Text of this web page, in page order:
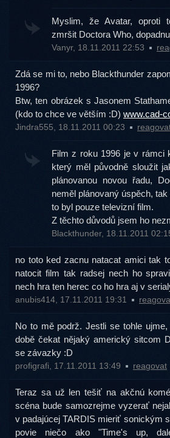
Myslim, že Avatar, oproti
zmršit Doctora Who,
Vanyr, 18.11.2011 22:53
Zdá se mi to, nebo Blackthunder
1996?
Btw, ten obrázek s Jasonem
(kdo to chce ve větším :D) www.cad-
Jindra555, 18.11.2011 00:23
Film z roku 1996 je v rámci
který měl původně sloužit
plánovanou novou řadu,
neměl plánovaný úspěch,
to byl pouze televizní film.
Z těchto důvodů jsem ho
Blackthunder, 18.11.2011
no toto ked zacnu natacat amici tak
natocit film tak radsej nech ho
nech hra ten herec co ho hra aj v
anubis414, 17.11.2011 19:31
No to mě podrž. Jestli se tohle
době čekat nějaký americký sitcom
se závazky :D
profigrafi, 17.11.2011 13:49 reagovat
Teraz sa už len tešiť na akčnú
scéna bude samozrejme vyzerať
v padajúcej TARDIS mieriť sonickým
povie niečo ako "Time's up,